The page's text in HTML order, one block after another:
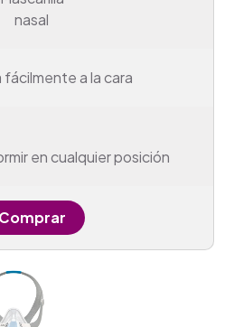
nasal
a la cara
en cualquier posición
Comprar